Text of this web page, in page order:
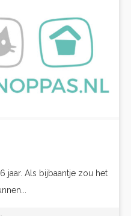
jaar. Als bijbaantje zou het